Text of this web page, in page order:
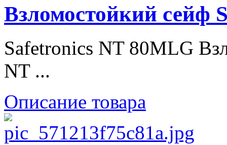
Взломостойкий сейф
Safetronics NT 80МLG
NT ...
Описание товара